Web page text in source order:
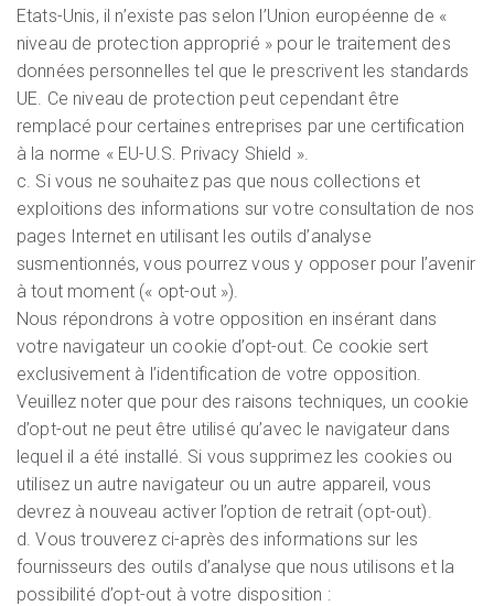
Etats-Unis, il n’existe pas selon l’Union européenne de «
niveau de protection approprié » pour le traitement des
données personnelles tel que le prescrivent les standards
UE. Ce niveau de protection peut cependant être
remplacé pour certaines entreprises par une certification
à la norme « EU-U.S. Privacy Shield ».
c. Si vous ne souhaitez pas que nous collections et
exploitions des informations sur votre consultation de nos
pages Internet en utilisant les outils d’analyse
susmentionnés, vous pourrez vous y opposer pour l’avenir
à tout moment (« opt-out »).
Nous répondrons à votre opposition en insérant dans
votre navigateur un cookie d’opt-out. Ce cookie sert
exclusivement à l’identification de votre opposition.
Veuillez noter que pour des raisons techniques, un cookie
d’opt-out ne peut être utilisé qu’avec le navigateur dans
lequel il a été installé. Si vous supprimez les cookies ou
utilisez un autre navigateur ou un autre appareil, vous
devrez à nouveau activer l’option de retrait (opt-out).
d. Vous trouverez ci-après des informations sur les
fournisseurs des outils d’analyse que nous utilisons et la
possibilité d’opt-out à votre disposition :